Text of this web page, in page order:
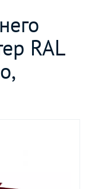
RAL